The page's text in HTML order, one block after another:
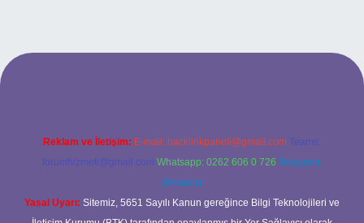
Reklam ve İletişim: E-mail: backlinkpaneli@gmail.com Teams:
forumhizmeti@gmail.com Whatsapp: 0262 606 0 726 Telegram:
@karabul
Yasal Uyarı: Sitemiz, 5651 Sayılı Kanun gereğince Bilgi Teknolojileri ve